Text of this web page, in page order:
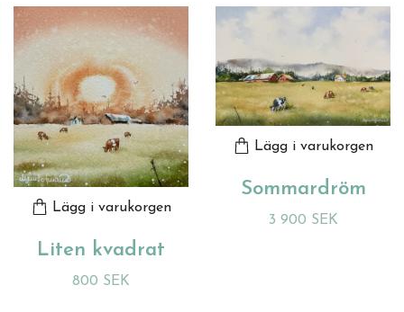
Lägg i varukorgen
Liten kvadrat
800 SEK
Lägg i varukorgen
Sommardröm
3 900 SEK